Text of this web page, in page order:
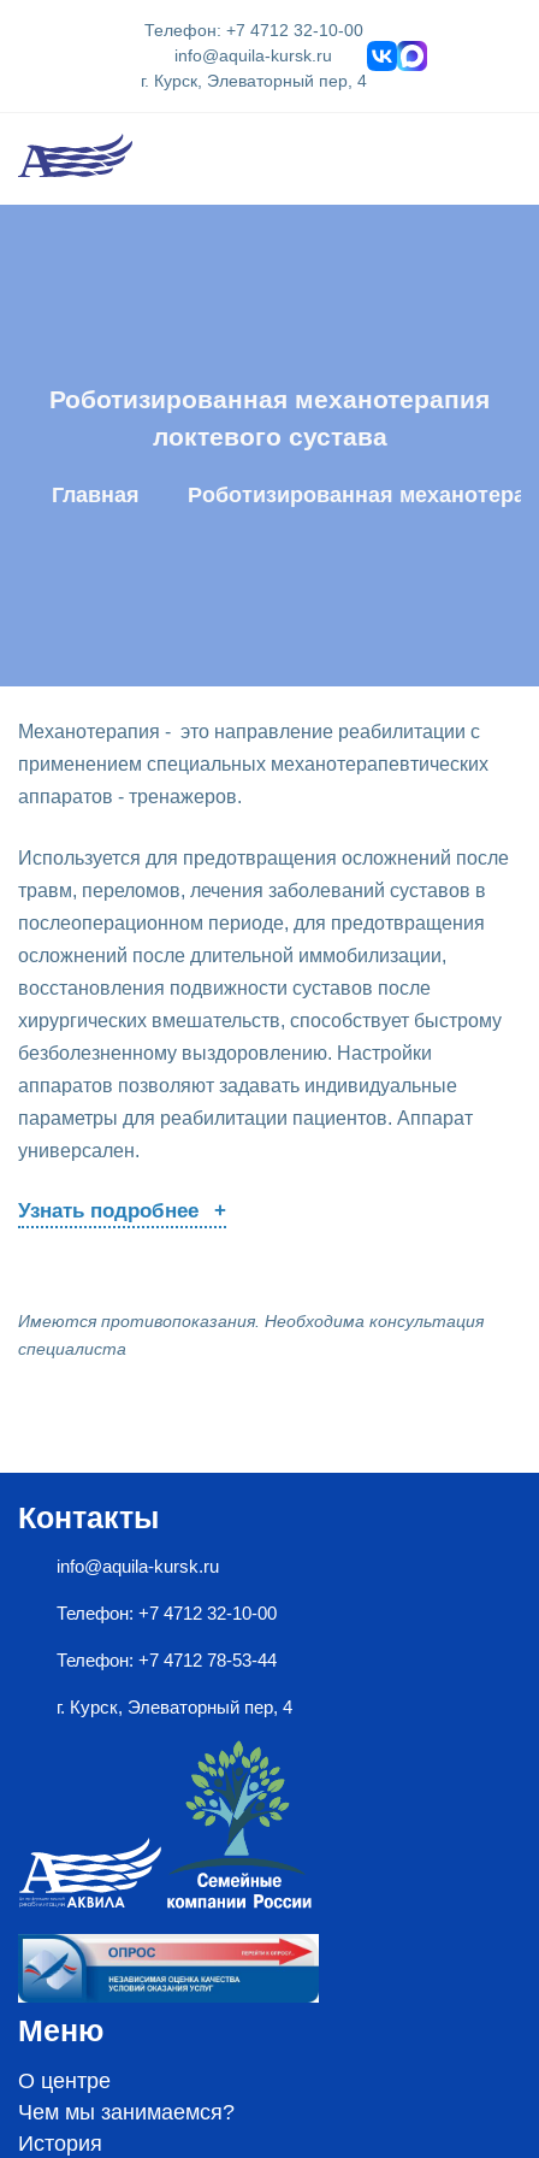
Телефон: +7 4712 32-10-00
info@aquila-kursk.ru
г. Курск, Элеваторный пер, 4
Роботизированная механотерапия
локтевого сустава
Главная Роботизированная
Механотерапия - это направление реабилитации с
применением специальных механотерапевтических
аппаратов - тренажеров.
Используется для предотвращения осложнений после
травм, переломов, лечения заболеваний суставов в
послеоперационном периоде, для предотвращения
осложнений после длительной иммобилизации,
восстановления подвижности суставов после
хирургических вмешательств, способствует быстрому
безболезненному выздоровлению. Настройки
аппаратов позволяют задавать индивидуальные
параметры для реабилитации пациентов. Аппарат
универсален.
Узнать подробнее
Имеются противопоказания. Необходима консультация
специалиста
Контакты
info@aquila-kursk.ru
Телефон: +7 4712 32-10-00
Телефон: +7 4712 78-53-44
г. Курск, Элеваторный пер, 4
Меню
О центре
Чем мы занимаемся?
История